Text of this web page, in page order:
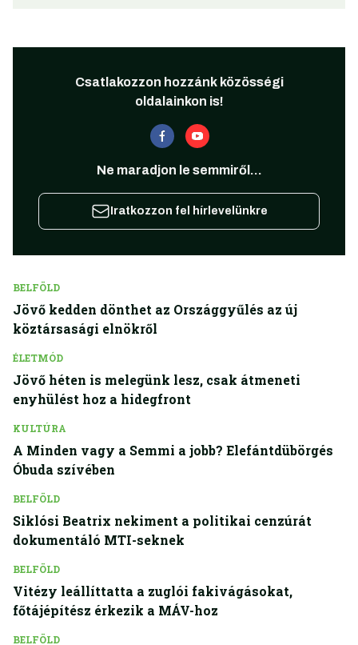
Csatlakozzon hozzánk közösségi
oldalainkon is!
Ne maradjon le semmiről...
Iratkozzon fel hírlevelünkre
BELFÖLD
Jövő kedden dönthet az Országgyűlés az új
köztársasági elnökről
ÉLETMÓD
Jövő héten is melegünk lesz, csak átmeneti
enyhülést hoz a hidegfront
KULTÚRA
A Minden vagy a Semmi a jobb? Elefántdübörgés
Óbuda szívében
BELFÖLD
Siklósi Beatrix nekiment a politikai cenzúrát
dokumentáló MTI-seknek
BELFÖLD
Vitézy leállíttatta a zuglói fakivágásokat,
főtájépítész érkezik a MÁV-hoz
BELFÖLD